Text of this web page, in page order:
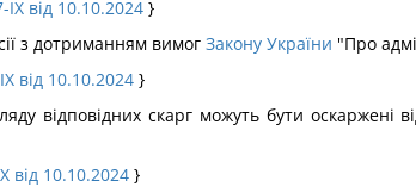
від 10.10.2024 }
з дотриманням вимог Закону України "Про
від 10.10.2024 }
відповідних скарг можуть бути оскаржені
від 10.10.2024 }